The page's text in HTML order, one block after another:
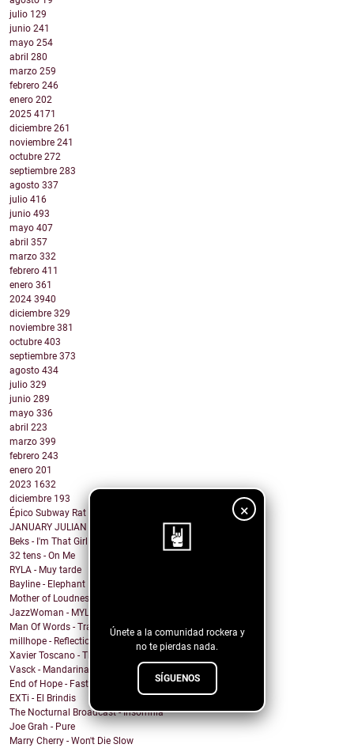
×
Únete a la comunidad rockera y
no te pierdas nada.
SÍGUENOS
julio 129
junio 241
mayo 254
abril 280
marzo 259
febrero 246
enero 202
2025 4171
diciembre 261
noviembre 241
octubre 272
septiembre 283
agosto 337
julio 416
junio 493
mayo 407
abril 357
marzo 332
febrero 411
enero 361
2024 3940
diciembre 329
noviembre 381
octubre 403
septiembre 373
agosto 434
julio 329
junio 289
mayo 336
abril 223
marzo 399
febrero 243
enero 201
2023 1632
diciembre 193
Épico Subway Rat nos regala una obra de arte para ...
JANUARY JULIAN - KIDS WITH GUNS
Beks - I'm That Girl
32 tens - On Me
RYLA - Muy tarde
Bayline - Elephant
Mother of Loudness - Not Yet But Soon
JazzWoman - MYLOVAH
Man Of Words - Translation Lost
millhope - Reflection
Xavier Toscano - The City Said
Vasck - Mandarina
End of Hope - Fastball
EXTi - El Brindis
The Nocturnal Broadcast - Insomnia
Joe Grah - Pure
Marry Cherry - Won't Die Slow